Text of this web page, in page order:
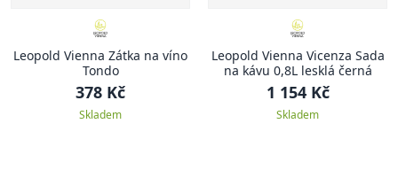
Leopold Vienna Zátka na víno
Tondo
378 Kč
Skladem
Leopold Vienna Vicenza Sada
na kávu 0,8L lesklá černá
1 154 Kč
Skladem